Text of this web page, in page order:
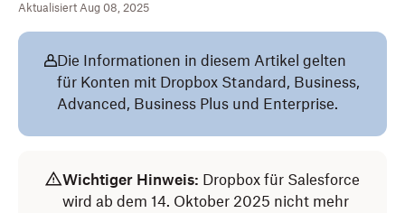
Aktualisiert Aug 08, 2025
Die Informationen in diesem Artikel gelten
für Konten mit Dropbox Standard, Business,
Advanced, Business Plus und Enterprise.
Wichtiger Hinweis: Dropbox für Salesforce
wird ab dem 14. Oktober 2025 nicht mehr